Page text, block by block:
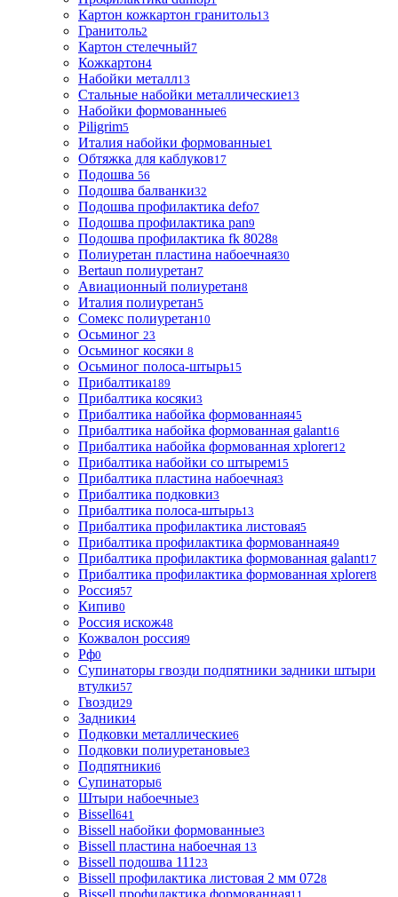
Картон кожкартон гранитоль13
Гранитоль2
Картон стелечный7
Кожкартон4
Набойки металл13
Стальные набойки металлические13
Набойки формованные6
Piligrim5
Италия набойки формованные1
Обтяжка для каблуков17
Подошва 56
Подошва балванки32
Подошва профилактика defo7
Подошва профилактика pan9
Подошва профилактика fk 80288
Полиуретан пластина набоечная30
Bertaun полиуретан7
Авиационный полиуретан8
Италия полиуретан5
Сомекс полиуретан10
Осьминог 23
Осьминог косяки 8
Осьминог полоса-штырь15
Прибалтика189
Прибалтика косяки3
Прибалтика набойка формованная45
Прибалтика набойка формованная galant16
Прибалтика набойка формованная xplorer12
Прибалтика набойки со штырем15
Прибалтика пластина набоечная3
Прибалтика подковки3
Прибалтика полоса-штырь13
Прибалтика профилактика листовая5
Прибалтика профилактика формованная49
Прибалтика профилактика формованная galant17
Прибалтика профилактика формованная xplorer8
Россия57
Кипив0
Россия искож48
Кожвалон россия9
Рф0
Супинаторы гвозди подпятники задники штыри
втулки57
Гвозди29
Задники4
Подковки металлические6
Подковки полиуретановые3
Подпятники6
Супинаторы6
Штыри набоечные3
Bissell641
Bissell набойки формованные3
Bissell пластина набоечная 13
Bissell подошва 111 23
Bissell профилактика листовая 2 мм 0728
Bissell профилактика формованная